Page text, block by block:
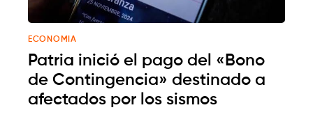
ECONOMIA
Patria inició el pago del «Bono
de Contingencia» destinado a
afectados por los sismos